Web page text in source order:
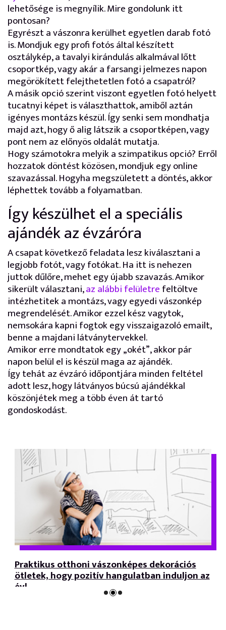
lehetősége is megnyílik. Mire gondolunk itt
pontosan?
Egyrészt a vászonra kerülhet egyetlen darab fotó
is. Mondjuk egy profi fotós által készített
osztálykép, a tavalyi kirándulás alkalmával lőtt
csoportkép, vagy akár a farsangi jelmezes napon
megörökített felejthetetlen fotó a csapatról?
A másik opció szerint viszont egyetlen fotó helyett
tucatnyi képet is választhattok, amiből aztán
igényes montázs készül. Így senki sem mondhatja
majd azt, hogy ő alig látszik a csoportképen, vagy
pont nem az előnyös oldalát mutatja.
Hogy számotokra melyik a szimpatikus opció? Erről
hozzatok döntést közösen, mondjuk egy online
szavazással. Hogyha megszületett a döntés, akkor
léphettek tovább a folyamatban.
Így készülhet el a speciális
ajándék az évzáróra
A csapat következő feladata lesz kiválasztani a
legjobb fotót, vagy fotókat. Ha itt is nehezen
juttok dűlőre, mehet egy újabb szavazás. Amikor
sikerült választani,az alábbi felületrefeltöltve
intézhetitek a montázs, vagy egyedi vászonkép
megrendelését. Amikor ezzel kész vagytok,
nemsokára kapni fogtok egy visszaigazoló emailt,
benne a majdani látványtervekkel.
Amikor erre mondtatok egy „okét”, akkor pár
napon belül el is készül maga az ajándék.
Így tehát az évzáró időpontjára minden feltétel
adott lesz, hogy látványos búcsú ajándékkal
köszönjétek meg a több éven át tartó
gondoskodást.
Praktikus otthoni vászonképes dekorációs
ötletek, hogy pozitív hangulatban induljon az
év!